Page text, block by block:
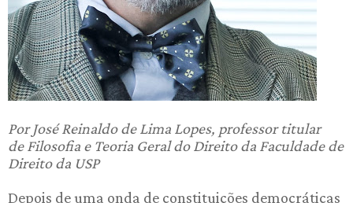
Por José Reinaldo de Lima Lopes, professor titular
de Filosofia e Teoria Geral do Direito da Faculdade de
Direito da USP
Depois de uma onda de constituições democráticas